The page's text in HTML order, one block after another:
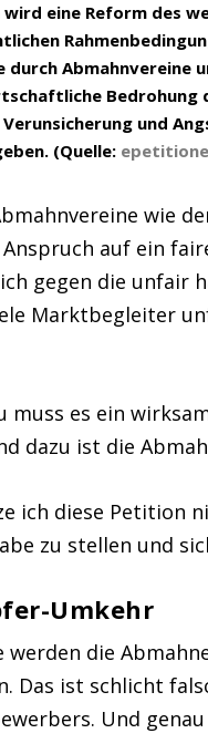
eine Reform des
durch Abmahnvereine
Bedrohung
Verunsicherung und
(Quelle:
wie
Anspruch auf ein
gegen die unfair
Marktbegleiter
muss es ein
dazu ist die
ich diese Petition
zu stellen und
Umkehr
werden die
Das ist schlicht
Und